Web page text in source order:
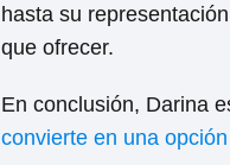
hasta su
que ofrecer.
En conclusión, Darina
convierte en una